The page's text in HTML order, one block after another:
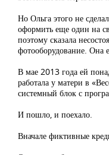
Но Ольга этого не
оформить еще один на
поэтому сказала
фотооборудование. Она
В мае 2013 года ей
работала у матери в
системный блок с
И пошло, и поехало.
Вначале фиктивные